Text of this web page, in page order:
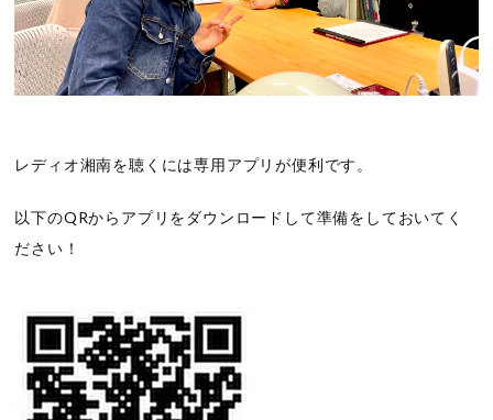
レディオ湘南を聴くには専用アプリが便利です。
以下のQRからアプリをダウンロードして準備をしておいてく
ださい！